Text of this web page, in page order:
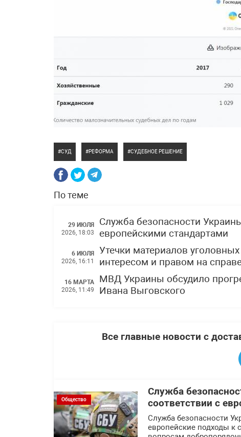
СУД РЕФОРМА СУДЕБНОЕ РЕШЕНИЕ
По теме
29 ИЮЛЯ
2026, 18:03
Служба безопасности
европейскими стандартами
6 ИЮЛЯ
2026, 16:11
Утечки материалов
интересом и правом на
16 МАРТА
2026, 11:49
МВД Украины обсудило
Ивана Выговского
Все главные новости с
Общество
Служба
соответствии с
Служба безопасности
европейские подходы к